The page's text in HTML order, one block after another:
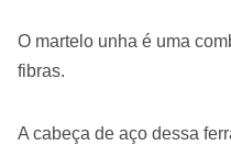
O martelo unha é uma
fibras.
A cabeça de aço dessa